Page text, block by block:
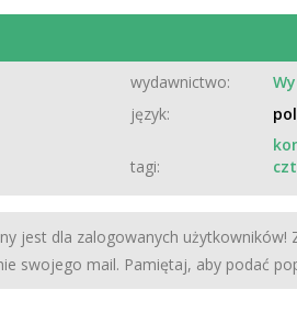
wydawnictwo:
język:
tagi:
jest dla zalogowanych użytkowników!
swojego mail. Pamiętaj, aby podać